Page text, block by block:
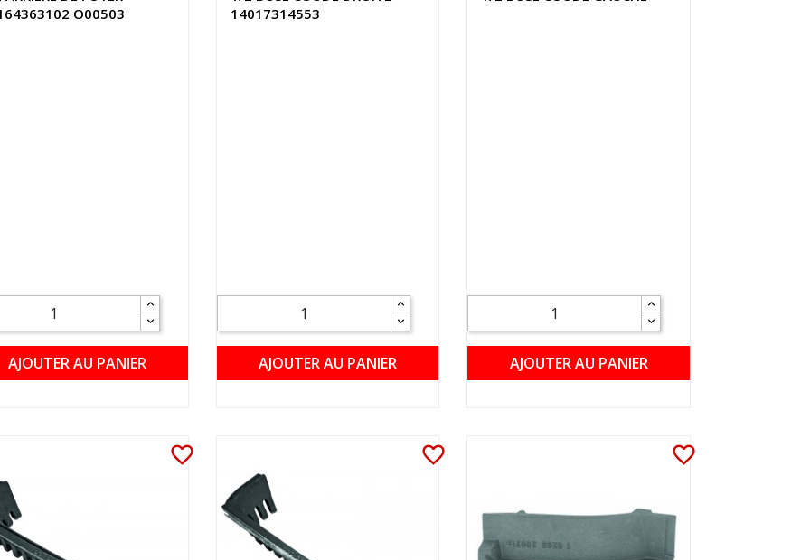
O00503
AJOUTER AU PANIER
14017314553
AJOUTER AU PANIER AJOUTER AU PANIER
favorite_border favorite_border favorite_border